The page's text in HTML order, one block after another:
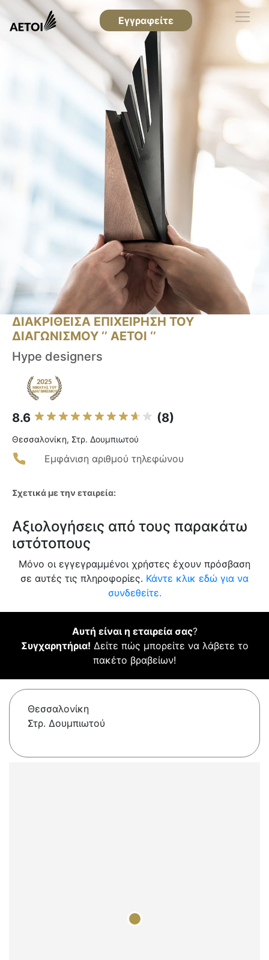
Εγγραφείτε
ΔΙΑΚΡΙΘΕΙΣΑ ΕΠΙΧΕΙΡΗΣΗ ΤΟΥ
ΔΙΑΓΩΝΙΣΜΟΥ ‘’ ΑΕΤΟΙ ‘’
Hype designers
8.6 (8)
Θεσσαλονίκη, Στρ. Δουμπιωτού
Εμφάνιση αριθμού τηλεφώνου
Σχετικά με την εταιρεία:
Αξιολογήσεις από τους παρακάτω
ιστότοπους
Μόνο οι εγγεγραμμένοι χρήστες έχουν πρόσβαση
σε αυτές τις πληροφορίες. Κάντε κλικ εδώ για να
συνδεθείτε.
Αυτή είναι η εταιρεία σας?
Συγχαρητήρια! Δείτε πώς μπορείτε να λάβετε το
πακέτο βραβείων!
Θεσσαλονίκη
Στρ. Δουμπιωτού